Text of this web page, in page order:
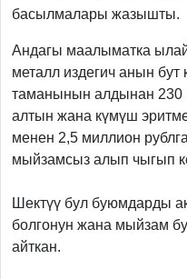
басылмалары жазышты.
Андагы маалыматка
металл издегич анын
таманынын алдынан 230
алтын жана күмүш
менен 2,5 миллион
мыйзамсыз алып чыгып
Шектүү бул буюмдарды
болгонун жана мыйзам
айткан.